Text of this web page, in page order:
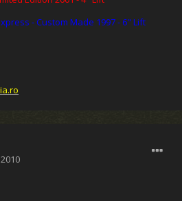
- Custom Made 1997 - 6" Lift